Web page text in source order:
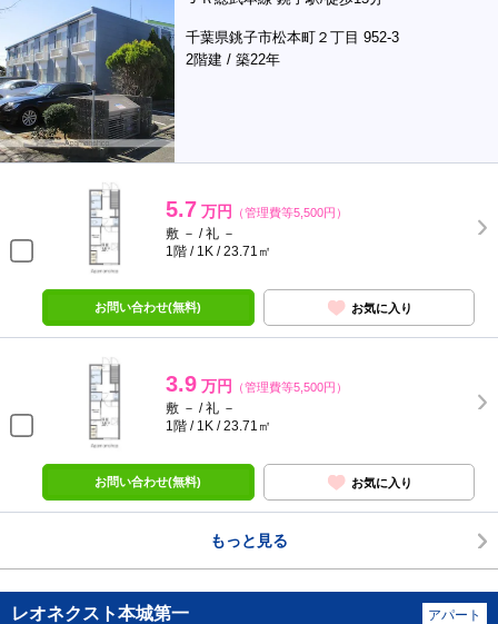
千葉県銚子市松本町２丁目 952-3
2階建 / 築22年
5.7 万円 （管理費等5,500円）
敷 － / 礼 －
1階 / 1K / 23.71㎡
お問い合わせ(無料) お気に入り
3.9 万円 （管理費等5,500円）
敷 － / 礼 －
1階 / 1K / 23.71㎡
お問い合わせ(無料) お気に入り
もっと見る
レオネクスト本城第一 アパート